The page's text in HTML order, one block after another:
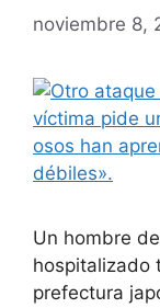
noviembre 8,
Un hombre
hospitalizado
prefectura